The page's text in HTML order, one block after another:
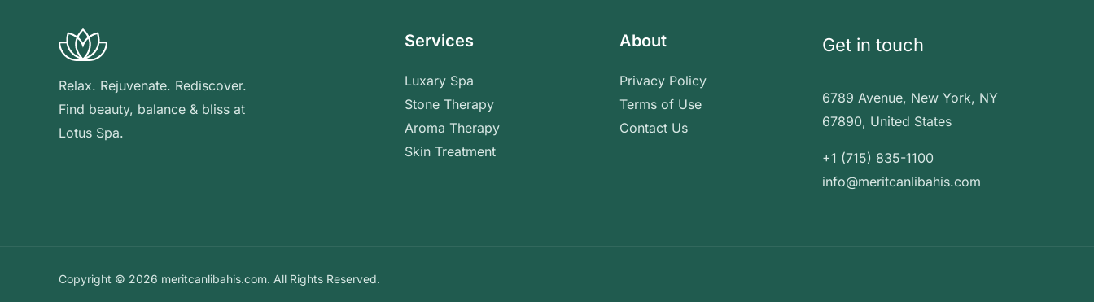
Relax. Rejuvenate. Rediscover.
Find beauty, balance & bliss at
Lotus Spa.
Services
Luxary Spa
Stone Therapy
Aroma Therapy
Skin Treatment
About
Privacy Policy
Terms of Use
Contact Us
Get in touch
6789 Avenue, New York, NY
67890, United States
+1 (715) 835-1100
info@meritcanlibahis.com
Copyright © 2026 meritcanlibahis.com. All Rights Reserved.